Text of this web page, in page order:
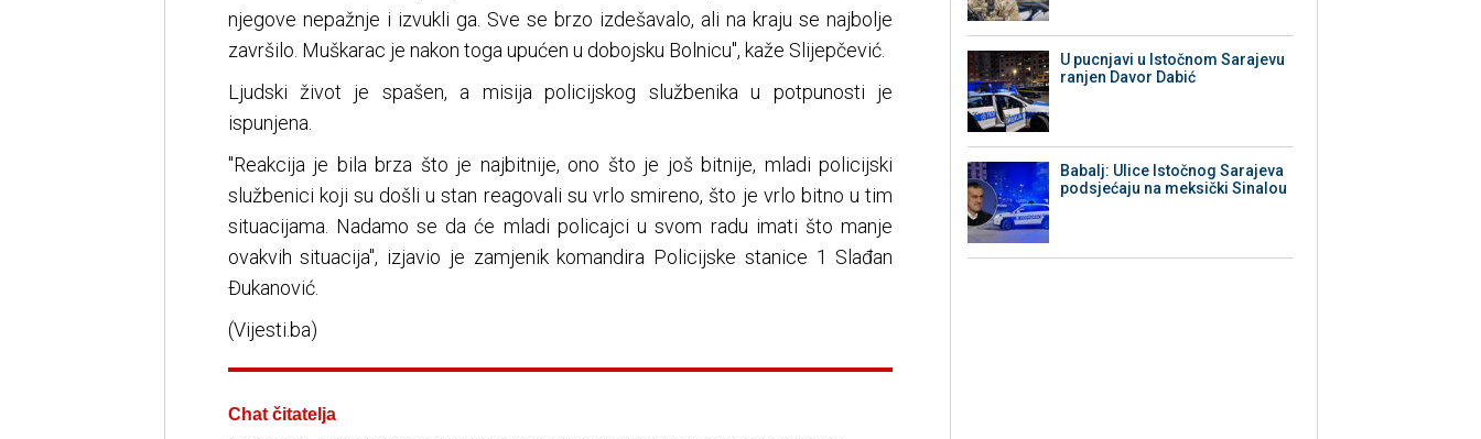
njegove nepažnje i izvukli ga. Sve se brzo izdešavalo, ali na kraju se najbolje
završilo. Muškarac je nakon toga upućen u dobojsku Bolnicu", kaže Slijepčević.
Ljudski život je spašen, a misija policijskog službenika u potpunosti je
ispunjena.
"Reakcija je bila brza što je najbitnije, ono što je još bitnije, mladi policijski
službenici koji su došli u stan reagovali su vrlo smireno, što je vrlo bitno u tim
situacijama. Nadamo se da će mladi policajci u svom radu imati što manje
ovakvih situacija", izjavio je zamjenik komandira Policijske stanice 1 Slađan
Đukanović.
(Vijesti.ba)
Chat čitatelja
U pucnjavi u Istočnom Sarajevu
ranjen Davor Dabić
Babalj: Ulice Istočnog Sarajeva
podsjećaju na meksički Sinalou